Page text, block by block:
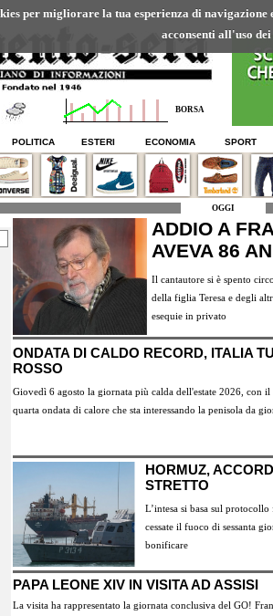
per migliorare la tua esperienza di
acconsenti all'uso
BORSA
POLITICA ESTERI ECONOMIA SPORT
OGGI
ADDIO A
AVEVA 86
Il cantautore si è spento
della figlia Teresa e degli
esequie in privato
ONDATA DI CALDO RECORD, ITALIA
ROSSO
Giovedì 6 agosto la giornata più calda dell'estate 2026, con
quarta ondata di calore che sta interessando la penisola da
HORMUZ,
STRETTO
L’intesa si basa sul
cessate il fuoco di sessanta
bonificare
PAPA LEONE XIV IN VISITA AD ASSISI
La visita ha rappresentato la giornata conclusiva del GO!